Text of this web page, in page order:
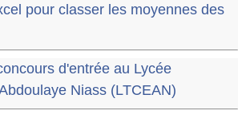
pour classer les moyennes des
d'entrée au Lycée
Niass (LTCEAN)